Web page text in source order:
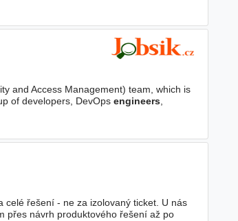
and Access Management) team, which is
of developers, DevOps engineers,
celé řešení - ne za izolovaný ticket. U nás
přes návrh produktového řešení až po